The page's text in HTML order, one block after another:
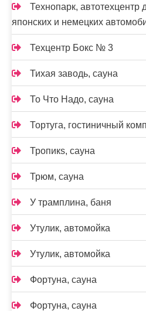
Технопарк, автотехцентр
японских и немецких
Техцентр Бокс № 3
Тихая заводь, сауна
То Что Надо, сауна
Тортуга, гостиничный
Тропикs, сауна
Трюм, сауна
У трамплина, баня
Утулик, автомойка
Утулик, автомойка
Фортуна, сауна
Фортуна, сауна